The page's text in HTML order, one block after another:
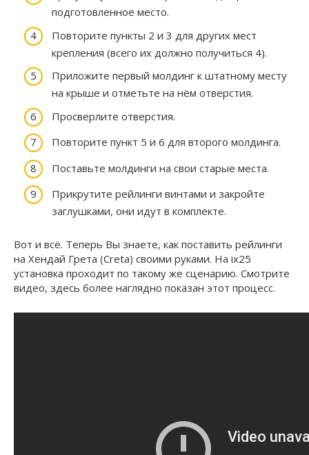
подготовленное место.
Повторите пункты 2 и 3 для других мест
крепления (всего их должно получиться 4).
Приложите первый молдинг к штатному месту
на крыше и отметьте на нём отверстия.
Просверлите отверстия.
Повторите пункт 5 и 6 для второго молдинга.
Поставьте молдинги на свои старые места.
Прикрутите рейлинги винтами и закройте
заглушками, они идут в комплекте.
Вот и всё. Теперь Вы знаете, как поставить рейлинги
на Хендай Грета (Creta) своими руками. На ix25
установка проходит по такому же сценарию. Смотрите
видео, здесь более наглядно показан этот процесс.